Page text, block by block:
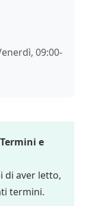
09:00-
e
di aver letto,
termini.